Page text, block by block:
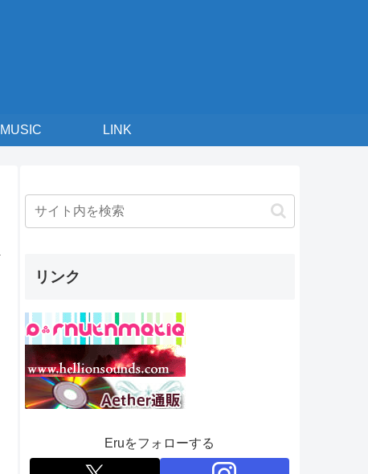
MUSIC LINK
リンク
Eruをフォローする